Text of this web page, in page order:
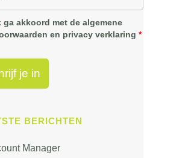
ga akkoord met de algemene
en privacy verklaring *
BERICHTEN
Manager